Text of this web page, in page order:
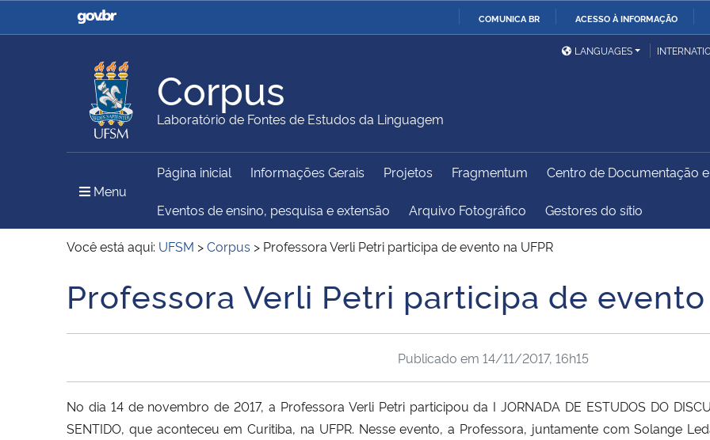
COMUNICA BR ACESSO À INFORMAÇÃO
Casa Civil
Ministério da Justiça e
Ministério da Defesa
Ministério das Relações
Exteriores
Ministério da Agricultura,
Pecuária e Abastecimento
Ministério da Educação
Ministério do Meio Ambiente Ministério do Turismo
Ministério do
Desenvolvimento Regional
União
Institucional
LANGUAGES
Corpus
Laboratório de Fontes de Estudos da Linguagem
Menu
Página inicial Informações Gerais Projetos Fragmentum Centro de Documentação
Eventos de ensino, pesquisa e extensão Arquivo Fotográfico Gestores do sítio
Você está aqui: UFSM >Corpus > Professora Verli Petri participa de evento na UFPR
Início do conteúdo
Professora Verli Petri participa de evento
Publicado em 14/11/2017, 16h15
No dia 14 de novembro de 2017, a Professora Verli Petri participou da I JORNADA DE ESTUDOS DO
SENTIDO, que aconteceu em Curitiba, na UFPR. Nesse evento, a Professora, juntamente com Solange